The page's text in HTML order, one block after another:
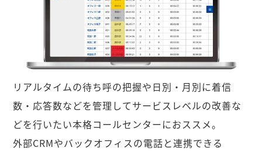
リアルタイムの待ち呼の把握や日別・月別に着信
数・応答数などを管理してサービスレベルの改善な
どを行いたい本格コールセンターにおススメ。
外部CRMやバックオフィスの電話と連携できる